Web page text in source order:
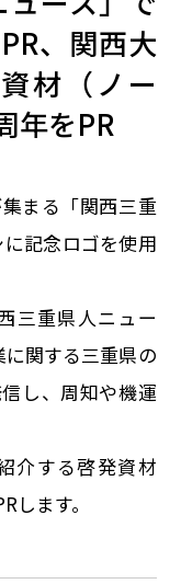
、関西大
材（ノー
年をPR
まる「関西三重
記念ロゴを使用
三重県人ニュー
関する三重県の
し、周知や機運
介する啓発資材
します。